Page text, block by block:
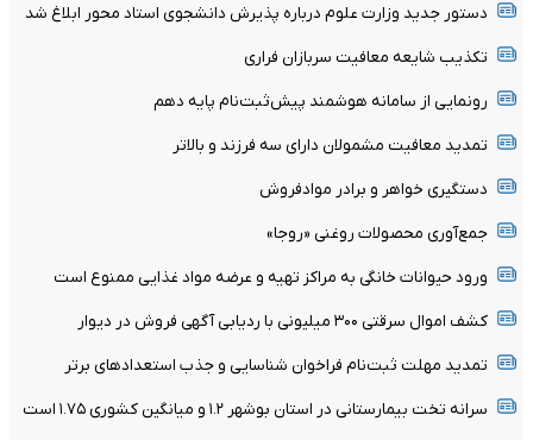
دستور جدید وزارت علوم درباره پذیرش دانشجوی استاد محور ابلاغ شد
تکذیب شایعه معافیت سربازان فراری
رونمایی از سامانه هوشمند پیش‌ثبت‌نام پایه دهم
تمدید معافیت مشمولان دارای سه فرزند و بالا‌تر
دستگیری خواهر و برادر موادفروش
جمع‌آوری محصولات روغنی «روجا»
ورود حیوانات خانگی به مراکز تهیه و عرضه مواد غذایی ممنوع است
کشف اموال سرقتی ۳۰۰ میلیونی با ردیابی آگهی فروش در دیوار
تمدید مهلت ثبت‌نام فراخوان شناسایی و جذب استعدادهای برتر
سرانه تخت بیمارستانی در استان بوشهر ۱.۲ و میانگین کشوری ۱.۷۵ است